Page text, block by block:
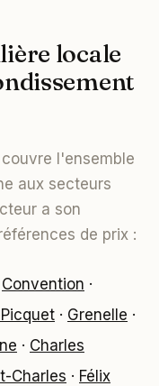
locale
l'ensemble
aux secteurs
a son
de prix :
Convention ·
· Grenelle ·
· Charles
Charles · Félix